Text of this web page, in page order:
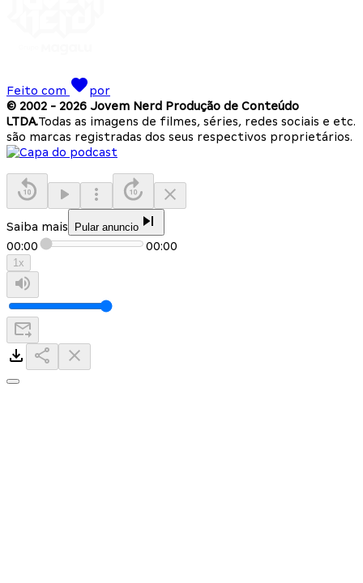
Feito com
por
© 2002 - 2026 Jovem Nerd Produção de Conteúdo
LTDA.Todas as imagens de filmes, séries, redes sociais e etc.
são marcas registradas dos seus respectivos proprietários.
Saiba mais Pular anuncio
00:00 00:00
1x